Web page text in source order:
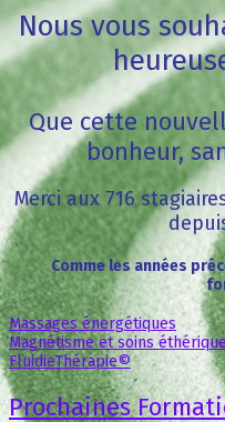
Nous vous
Que cette
bonheur,
Merci aux 716
Comme les années
Massages énergétiques
Magnétisme et soins
FluidieThérapie©
Prochaines